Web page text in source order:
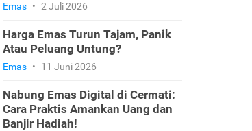
Emas • 2 Juli 2026
Harga Emas Turun Tajam, Panik
Atau Peluang Untung?
Emas • 11 Juni 2026
Nabung Emas Digital di Cermati:
Cara Praktis Amankan Uang dan
Banjir Hadiah!